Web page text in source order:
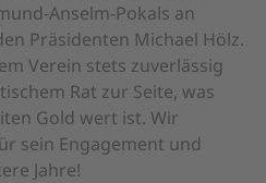
Anselm-Pokals an
Präsidenten Michael Hölz.
Verein stets zuverlässig
Rat zur Seite, was
Gold wert ist. Wir
sein Engagement und
Jahre!